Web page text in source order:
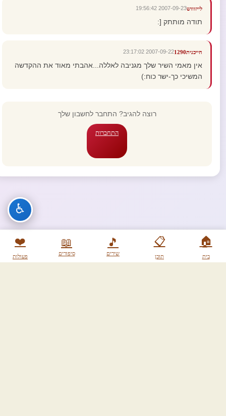
🏠
בית
📋
תוכן
🎵
שירים
📖
סיפורים
❤️
פעולות
לייזוווש2007-09-23 19:56:42
תודה מותתק [:
חייכנית1290 2007-09-22 23:17:02
אין מאמי השיר שלך מגניבה לאללה...אהבתי מאוד את ההקדשה
המשיכי כך-ישר כוח:)
רוצה להגיב? התחבר לחשבון שלך
התחברות
♿